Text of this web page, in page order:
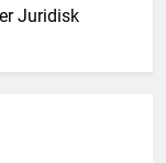
Juridisk